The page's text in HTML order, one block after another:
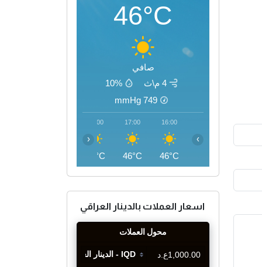
46°C
صافي
4 م\ث
10%
749
mmHg
16:00
46°C
17:00
46°C
18:00
45°C
‹ ›
اسعار العملات بالدينار العراقي